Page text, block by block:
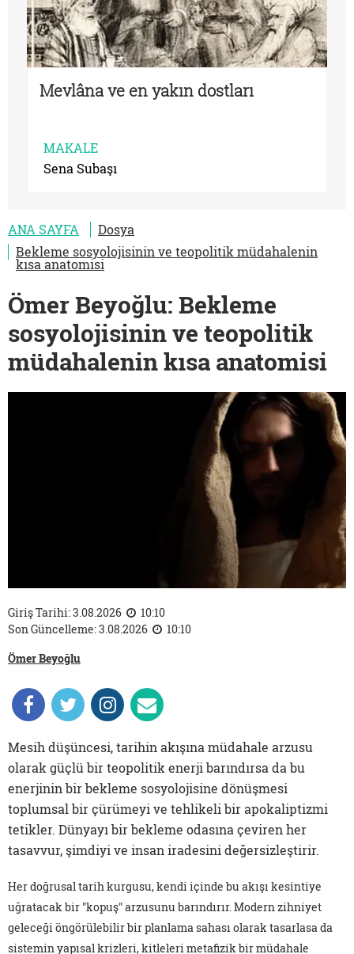
Mevlâna ve en yakın dostları
MAKALE
Sena Subaşı
ANA SAYFA
Dosya
Bekleme sosyolojisinin ve teopolitik müdahalenin
kısa anatomisi
Ömer Beyoğlu: Bekleme
sosyolojisinin ve teopolitik
müdahalenin kısa anatomisi
Giriş Tarihi: 3.08.2026
10:10
Son Güncelleme: 3.08.2026
10:10
Ömer Beyoğlu
Mesih düşüncesi, tarihin akışına müdahale arzusu
olarak güçlü bir teopolitik enerji barındırsa da bu
enerjinin bir bekleme sosyolojisine dönüşmesi
toplumsal bir çürümeyi ve tehlikeli bir apokaliptizmi
tetikler. Dünyayı bir bekleme odasına çeviren her
tasavvur, şimdiyi ve insan iradesini değersizleştirir.
Her doğrusal tarih kurgusu, kendi içinde bu akışı kesintiye
uğratacak bir "kopuş" arzusunu barındırır. Modern zihniyet
geleceği öngörülebilir bir planlama sahası olarak tasarlasa da
sistemin yapısal krizleri, kitleleri metafizik bir müdahale